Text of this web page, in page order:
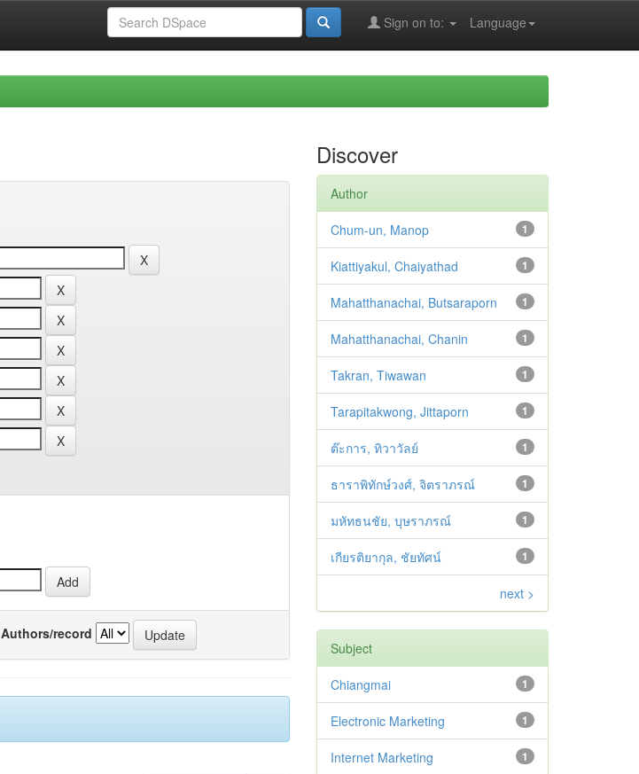
Language
Sign on to:
Authors/record
Discover
Author
1
Chum-un, Manop
1
Kiattiyakul, Chaiyathad
1
Mahatthanachai, Butsaraporn
1
Mahatthanachai, Chanin
1
Takran, Tiwawan
1
Tarapitakwong, Jittaporn
1
ต๊ะการ, ทิวาวัลย์
1
ธาราพิทักษ์วงศ์, จิตราภรณ์
1
มหัทธนชัย, บุษราภรณ์
1
เกียรติยากุล, ชัยทัศน์
next >
Subject
1
Chiangmai
1
Electronic Marketing
1
Internet Marketing